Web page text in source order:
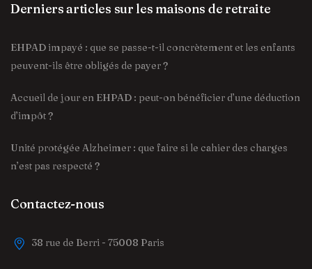
Derniers articles sur les maisons de retraite
EHPAD impayé : que se passe-t-il concrètement et les enfants
peuvent-ils être obligés de payer ?
Accueil de jour en EHPAD : peut-on bénéficier d’une déduction
d’impôt ?
Unité protégée Alzheimer : que faire si le cahier des charges
n’est pas respecté ?
Contactez-nous
38 rue de Berri - 75008 Paris